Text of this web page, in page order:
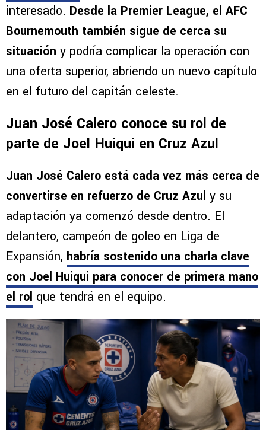
interesado. Desde la Premier League, el AFC
Bournemouth también sigue de cerca su
situación y podría complicar la operación con
una oferta superior, abriendo un nuevo capítulo
en el futuro del capitán celeste.
Juan José Calero conoce su rol de
parte de Joel Huiqui en Cruz Azul
Juan José Calero está cada vez más cerca de
convertirse en refuerzo de Cruz Azul y su
adaptación ya comenzó desde dentro. El
delantero, campeón de goleo en Liga de
Expansión, habría sostenido una charla clave
con Joel Huiqui para conocer de primera mano
el rol que tendrá en el equipo.